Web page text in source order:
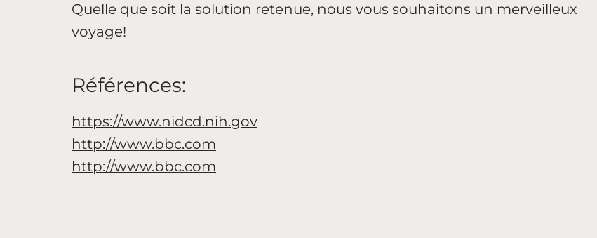
Quelle que soit la solution retenue, nous vous souhaitons un merveilleux
voyage!
Références:
https://www.nidcd.nih.gov
http://www.bbc.com
http://www.bbc.com